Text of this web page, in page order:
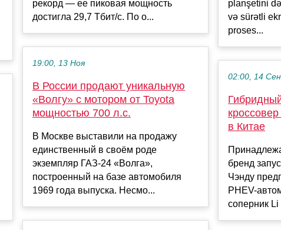
рекорд — ее пиковая мощность
достигла 29,7 Тбит/с. По о...
19:00, 13 Ноя
В России продают уникальную
«Волгу» с мотором от Toyota
мощностью 700 л.с.
В Москве выставили на продажу
единственный в своём роде
экземпляр ГАЗ-24 «Волга»,
построенный на базе автомобиля
1969 года выпуска. Несмо...
planşetini
və sürətli
proses...
02:00, 14 Сен
в Китае
бренд
Чэнду
PHEV-
соперник Li